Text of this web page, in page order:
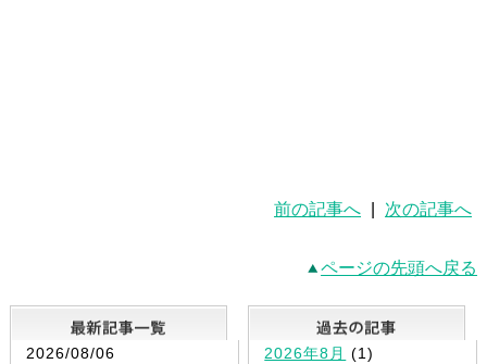
前の記事へ 次の記事へ
ページの先頭へ戻る
最新記事一覧
2026/08/06
2026年8月 (1)